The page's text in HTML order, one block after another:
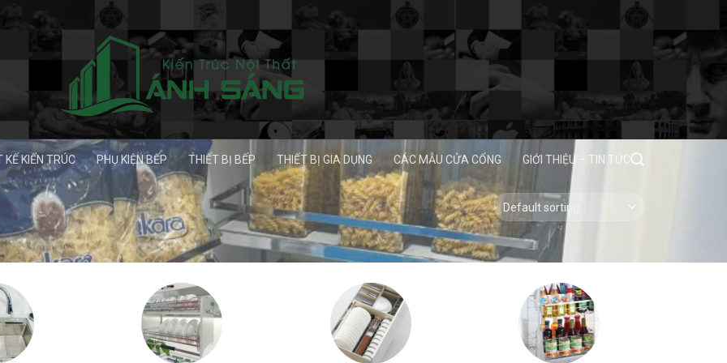
KẾ KIẾN TRÚC PHỤ KIỆN BẾP THIẾT BỊ BẾP THIẾT BỊ GIA DỤNG CÁC MẪU CỬA CỔNG GIỚI THIỆU – TIN TỨC